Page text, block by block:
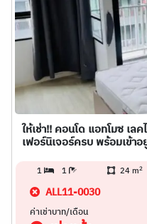
ให้เช่า!! คอนโด แอทโมซ เ
เฟอร์นิเจอร์ครบ พร้อมเข้า
1 1 24 m2
ALL11-0030
ค่าเช่าบาท/เดือน